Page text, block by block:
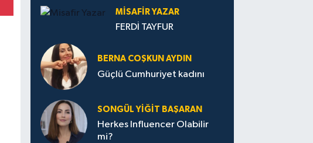
MISAFIR YAZAR
FERDİ TAYFUR
BERNA COŞKUN AYDIN
Güçlü Cumhuriyet kadını
SONGÜL YIĞIT BAŞARAN
Herkes Influencer Olabilir
mi?